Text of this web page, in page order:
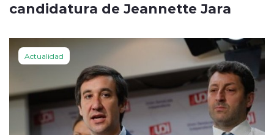
candidatura de Jeannette Jara
Actualidad